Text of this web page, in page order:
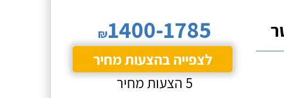
₪1400-1785
לצפייה בהצעות מחיר
5 הצעות מחיר